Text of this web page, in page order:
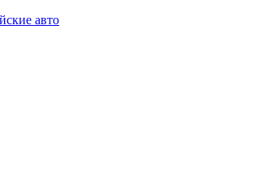
авто